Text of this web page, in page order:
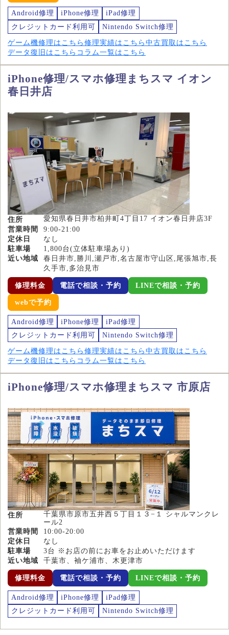
Android修理 iPhone修理
iPad修理
クレジットカード利用可
Nintendo Switch修理
ゲーム機修理はこちら 修理実績はこちら 中古買取はこちら
データ復旧はこちら コラム一覧はこちら
iPhone修理/スマホ修理まちスマ イオン
春日井店
住所
愛知県春日井市柏井町4丁目17 イオン春日井店3F
営業時間
9:00-21:00
定休日
なし
駐車場
1,800台(立体駐車場あり)
近い地域
春日井市,勝川,瀬戸市,名古屋市守山区,尾張旭市,長
久手市,多治見市
修理料金 電話で相談・予約 LINEで相談・予約
webで予約
Android修理 iPhone修理
iPad修理
クレジットカード利用可
Nintendo Switch修理
ゲーム機修理はこちら 修理実績はこちら 中古買取はこちら
データ復旧はこちら コラム一覧はこちら
iPhone修理/スマホ修理まちスマ 市原店
住所
千葉県市原市五井西５丁目１３−１ シャルマンクレ
ール2
営業時間
10:00-20:00
定休日
なし
駐車場
3台 ※お店の前にお車をお止めいただけます
近い地域
千葉市、袖ケ浦市、木更津市
修理料金 電話で相談・予約 LINEで相談・予約
Android修理 iPhone修理
iPad修理
クレジットカード利用可
Nintendo Switch修理